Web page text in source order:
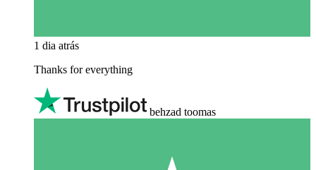
1 dia atrás
Thanks for everything
behzad toomas